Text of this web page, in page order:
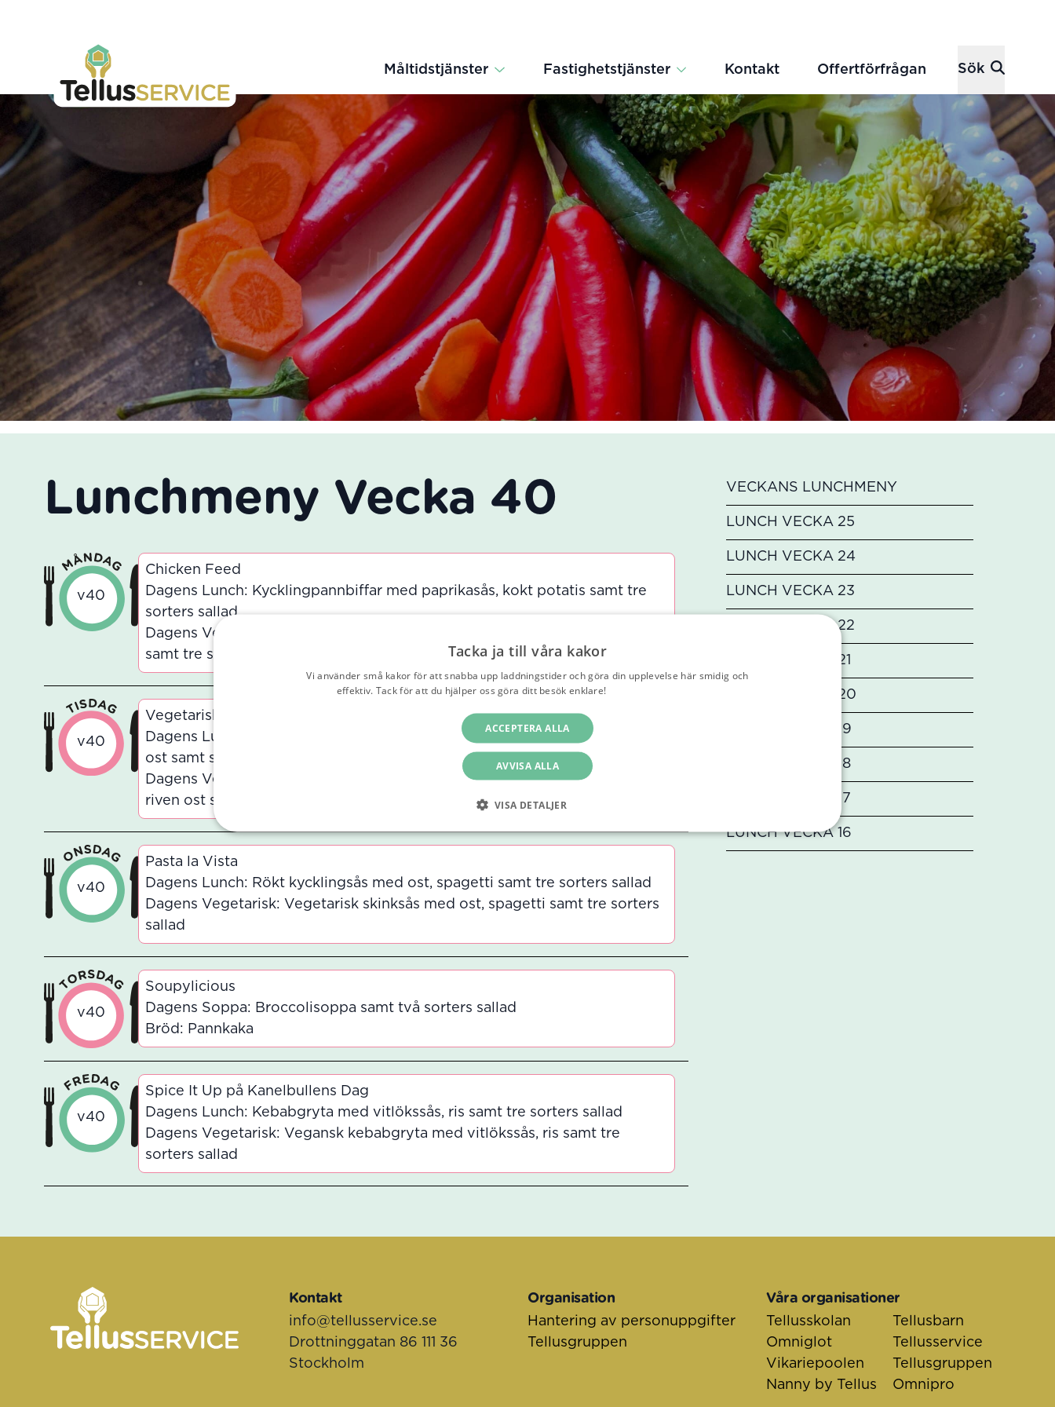
Hoppa till innehåll
Tellusfood
Måltidstjänster
Fastighetstjänster Kontakt Offertförfrågan Sök
Lunchmeny Vecka 40
v40
Chicken Feed
Dagens Lunch: Kycklingpannbiffar med paprikasås, kokt potatis samt tre
sorters sallad
Dagens Vegetarisk: Kikärts- och morotsbiff med paprikasås, kokt potatis
samt tre sorters sallad
v40
Vegetariska Världsdagen: Veggie or Not, Here I Come
Dagens Lunch: Vegetariska tacos med vetetortilla, salsa, gräddfil och riven
ost samt sallad till tacos
Dagens Vegetarisk: Vegetariska tacos med vetetortilla, salsa, gräddfil och
riven ost samt sallad till tacos
v40
Pasta la Vista
Dagens Lunch: Rökt kycklingsås med ost, spagetti samt tre sorters sallad
Dagens Vegetarisk: Vegetarisk skinksås med ost, spagetti samt tre sorters
sallad
v40
Soupylicious
Dagens Soppa: Broccolisoppa samt två sorters sallad
Bröd: Pannkaka
v40
Spice It Up på Kanelbullens Dag
Dagens Lunch: Kebabgryta med vitlökssås, ris samt tre sorters sallad
Dagens Vegetarisk: Vegansk kebabgryta med vitlökssås, ris samt tre
sorters sallad
VECKANS LUNCHMENY
LUNCH VECKA 25
LUNCH VECKA 24
LUNCH VECKA 23
LUNCH VECKA 22
LUNCH VECKA 21
LUNCH VECKA 20
LUNCH VECKA 19
LUNCH VECKA 18
LUNCH VECKA 17
LUNCH VECKA 16
Sidfot
Kontakt
info@tellusservice.se
Drottninggatan 86 111 36
Stockholm
Organisation
Hantering av personuppgifter
Tellusgruppen
Våra organisationer
Tellusskolan
Omniglot
Vikariepoolen
Nanny by Tellus
Tellusbarn
Tellusservice
Tellusgruppen
Omnipro
Tacka ja till våra kakor
Vi använder små kakor för att snabba upp laddningstider och göra din upplevelse här smidig och
effektiv. Tack för att du hjälper oss göra ditt besök enklare!
ACCEPTERA ALLA
AVVISA ALLA
VISA DETALJER